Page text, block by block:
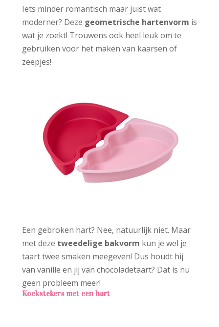
Iets minder romantisch maar juist wat
moderner? Deze geometrische hartenvorm is
wat je zoekt! Trouwens ook heel leuk om te
gebruiken voor het maken van kaarsen of
zeepjes!
Een gebroken hart? Nee, natuurlijk niet. Maar
met deze tweedelige bakvorm kun je wel je
taart twee smaken meegeven! Dus houdt hij
van vanille en jij van chocoladetaart? Dat is nu
geen probleem meer!
Koekstekers met een hart